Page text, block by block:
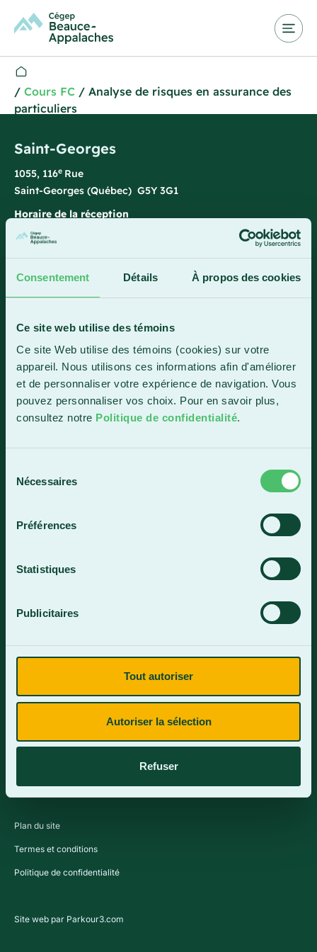
Consentement Détails À propos des cookies
Ce site web utilise des témoins
Ce site Web utilise des témoins (cookies) sur votre
appareil. Nous utilisons ces informations afin d'améliorer
et de personnaliser votre expérience de navigation. Vous
pouvez personnaliser vos choix. Pour en savoir plus,
consultez notre Politique de confidentialité.
Nécessaires
Préférences
Statistiques
Publicitaires
Tout autoriser
Autoriser la sélection
Refuser
/ Cours FC / Analyse de risques en assurance des
particuliers
Saint-Georges
1055, 116e Rue
Saint-Georges (Québec) G5Y 3G1
Horaire de la réception
Lundi-vendredi : 7 h 45 à 15 h 45
1 800 893-5111
Sainte-Marie
Sainte-Marie (Québec) G6E 0R1
Horaire de la réception
Lundi-vendredi : 7 h 30 à 15 h 30
4409, rue Dollard
Lundi-vendredi : 8 h à 16 h
Contactez-nous
Plan du site
Termes et conditions
Politique de confidentialité
Site web par Parkour3.com